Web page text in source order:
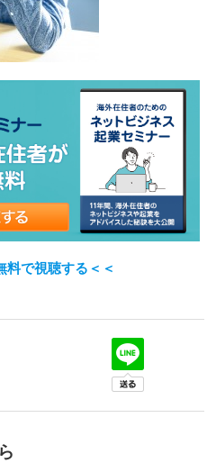
料で視聴する＜＜